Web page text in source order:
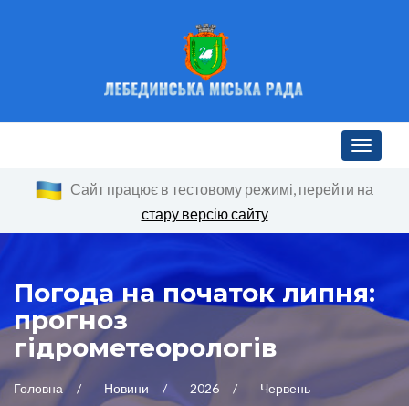
Toggle
Сайт працює в тестовому режимі, перейти на
стару версію сайту
Погода на початок липня:
прогноз
гідрометеорологів
Головна Новини 2026 Червень